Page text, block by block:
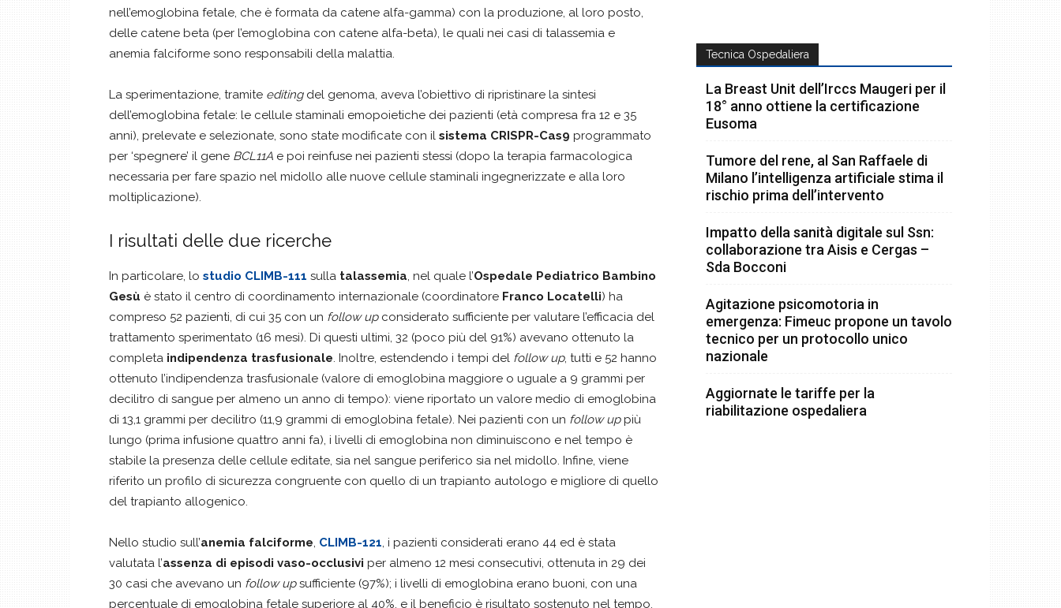
nell’emoglobina fetale, che è formata da catene alfa-gamma) con la produzione, al loro posto,
delle catene beta (per l’emoglobina con catene alfa-beta), le quali nei casi di talassemia e
anemia falciforme sono responsabili della malattia.
La sperimentazione, tramite editingdel genoma, aveva l’obiettivo di ripristinare la sintesi
dell’emoglobina fetale: le cellule staminali emopoietiche dei pazienti (età compresa fra 12 e 35
anni), prelevate e selezionate, sono state modificate con il sistema CRISPR-Cas9 programmato
per ‘spegnere’ il gene BCL11A e poi reinfuse nei pazienti stessi (dopo la terapia farmacologica
necessaria per fare spazio nel midollo alle nuove cellule staminali ingegnerizzate e alla loro
moltiplicazione).
I risultati delle due ricerche
In particolare, lo studio CLIMB-111 sulla talassemia, nel quale l’Ospedale Pediatrico Bambino
Gesù è stato il centro di coordinamento internazionale (coordinatore Franco Locatelli) ha
compreso 52 pazienti, di cui 35 con un follow upconsiderato sufficiente per valutare l’efficacia del
trattamento sperimentato (16 mesi). Di questi ultimi, 32 (poco più del 91%) avevano ottenuto la
completa indipendenza trasfusionale. Inoltre, estendendo i tempi del follow up, tutti e 52 hanno
ottenuto l’indipendenza trasfusionale (valore di emoglobina maggiore o uguale a 9 grammi per
decilitro di sangue per almeno un anno di tempo): viene riportato un valore medio di emoglobina
di 13,1 grammi per decilitro (11,9 grammi di emoglobina fetale). Nei pazienti con un follow uppiù
lungo (prima infusione quattro anni fa), i livelli di emoglobina non diminuiscono e nel tempo è
stabile la presenza delle cellule editate, sia nel sangue periferico sia nel midollo. Infine, viene
riferito un profilo di sicurezza congruente con quello di un trapianto autologo e migliore di quello
del trapianto allogenico.
Nello studio sull’anemia falciforme, CLIMB-121, i pazienti considerati erano 44 ed è stata
valutata l’assenza di episodi vaso-occlusivi per almeno 12 mesi consecutivi, ottenuta in 29 dei
30 casi che avevano un follow upsufficiente (97%); i livelli di emoglobina erano buoni, con una
percentuale di emoglobina fetale superiore al 40%, e il beneficio è risultato sostenuto nel tempo.
Tecnica Ospedaliera
La Breast Unit dell’Irccs Maugeri per il
18° anno ottiene la certificazione
Eusoma
Tumore del rene, al San Raffaele di
Milano l’intelligenza artificiale stima il
rischio prima dell’intervento
Impatto della sanità digitale sul Ssn:
collaborazione tra Aisis e Cergas –
Sda Bocconi
Agitazione psicomotoria in
emergenza: Fimeuc propone un tavolo
tecnico per un protocollo unico
nazionale
Aggiornate le tariffe per la
riabilitazione ospedaliera